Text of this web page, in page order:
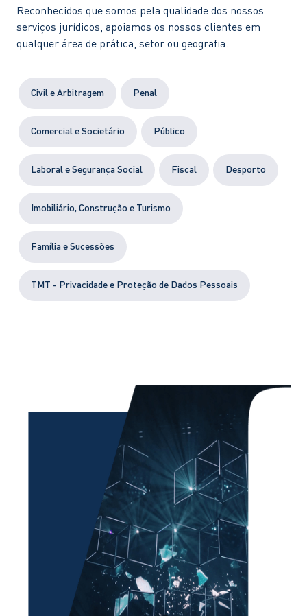
Reconhecidos que somos pela qualidade dos nossos
serviços jurídicos, apoiamos os nossos clientes em
qualquer área de prática, setor ou geografia.
Civil e Arbitragem Penal
Comercial e Societário Público
Laboral e Segurança Social Fiscal Desporto
Imobiliário, Construção e Turismo
Família e Sucessões
TMT - Privacidade e Proteção de Dados Pessoais